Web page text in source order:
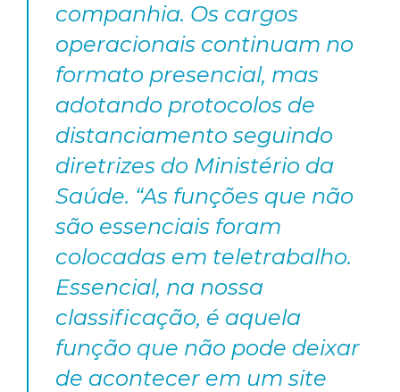
companhia. Os cargos
operacionais continuam no
formato presencial, mas
adotando protocolos de
distanciamento seguindo
diretrizes do Ministério da
Saúde. “As funções que não
são essenciais foram
colocadas em teletrabalho.
Essencial, na nossa
classificação, é aquela
função que não pode deixar
de acontecer em um site